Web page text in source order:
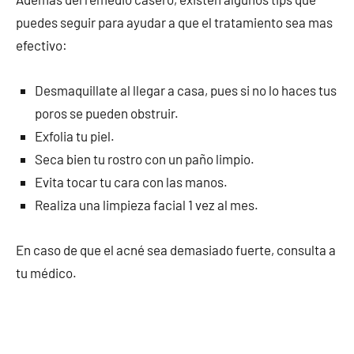
puedes seguir para ayudar a que el tratamiento sea mas
efectivo:
Desmaquillate al llegar a casa, pues si no lo haces tus
poros se pueden obstruir.
Exfolia tu piel.
Seca bien tu rostro con un paño limpio.
Evita tocar tu cara con las manos.
Realiza una limpieza facial 1 vez al mes.
En caso de que el acné sea demasiado fuerte, consulta a
tu médico.